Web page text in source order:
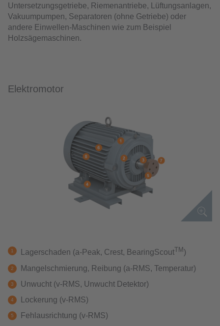
Untersetzungsgetriebe, Riemenantriebe, Lüftungsanlagen,
Vakuumpumpen, Separatoren (ohne Getriebe) oder
andere Einwellen-Maschinen wie zum Beispiel
Holzsägemaschinen.
Elektromotor
Lagerschaden (a-Peak, Crest, BearingScoutTM )
Mangelschmierung, Reibung (a-RMS, Temperatur)
Unwucht (v-RMS, Unwucht Detektor)
Lockerung (v-RMS)
Fehlausrichtung (v-RMS)